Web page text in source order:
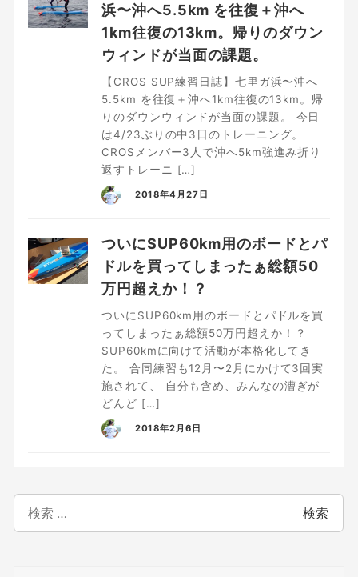
浜〜沖へ5.5km を往復＋沖へ
1km往復の13km。帰りのダウン
ウィンドが当面の課題。
【CROS SUP練習日誌】七里ガ浜〜沖へ
5.5km を往復＋沖へ1km往復の13km。帰
りのダウンウィンドが当面の課題。 今日
は4/23ぶりの中3日のトレーニング。
CROSメンバー3人で沖へ5km強進み折り
返すトレーニ […]
2018年4月27日
ついにSUP60km用のボードとパ
ドルを買ってしまったぁ総額50
万円超えか！？
ついにSUP60km用のボードとパドルを買
ってしまったぁ総額50万円超えか！？
SUP60kmに向けて活動が本格化してき
た。 合同練習も12月〜2月にかけて3回実
施されて、 自分も含め、みんなの漕ぎが
どんど […]
2018年2月6日
索
検索